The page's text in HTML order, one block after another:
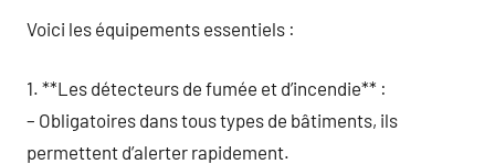
Voici les équipements essentiels :
1. **Les détecteurs de fumée et d’incendie** :
– Obligatoires dans tous types de bâtiments, ils
permettent d’alerter rapidement.